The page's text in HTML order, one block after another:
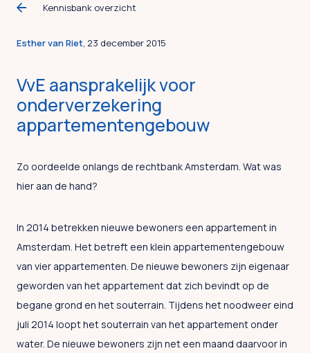
Kennisbank overzicht
Esther van Riet, 23 december 2015
VvE aansprakelijk voor
onderverzekering
appartementengebouw
Zo oordeelde onlangs de rechtbank Amsterdam. Wat was
hier aan de hand?
In 2014 betrekken nieuwe bewoners een appartement in
Amsterdam. Het betreft een klein appartementengebouw
van vier appartementen. De nieuwe bewoners zijn eigenaar
geworden van het appartement dat zich bevindt op de
begane grond en het souterrain. Tijdens het noodweer eind
juli 2014 loopt het souterrain van het appartement onder
water. De nieuwe bewoners zijn net een maand daarvoor in